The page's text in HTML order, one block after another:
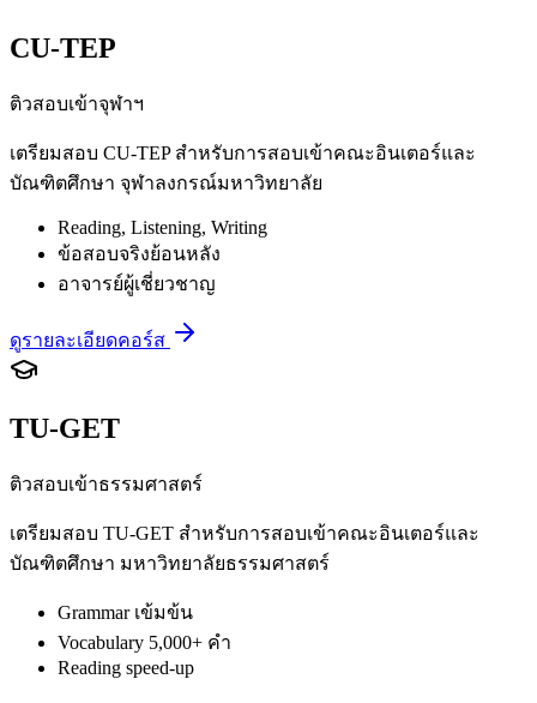
CU-TEP
ติวสอบเข้าจุฬาฯ
เตรียมสอบ CU-TEP สำหรับการสอบเข้าคณะอินเตอร์และ
บัณฑิตศึกษา จุฬาลงกรณ์มหาวิทยาลัย
Reading, Listening, Writing
ข้อสอบจริงย้อนหลัง
อาจารย์ผู้เชี่ยวชาญ
ดูรายละเอียดคอร์ส
TU-GET
ติวสอบเข้าธรรมศาสตร์
เตรียมสอบ TU-GET สำหรับการสอบเข้าคณะอินเตอร์และ
บัณฑิตศึกษา มหาวิทยาลัยธรรมศาสตร์
Grammar เข้มข้น
Vocabulary 5,000+ คำ
Reading speed-up